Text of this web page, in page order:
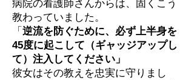
病院の看護師さんからは、固くこう
教わっていました。
「 逆流を防ぐために、必ず上半身を
45度に起こして（ギャッジアップし
て）注入してください」
彼女はその教えを忠実に守りまし